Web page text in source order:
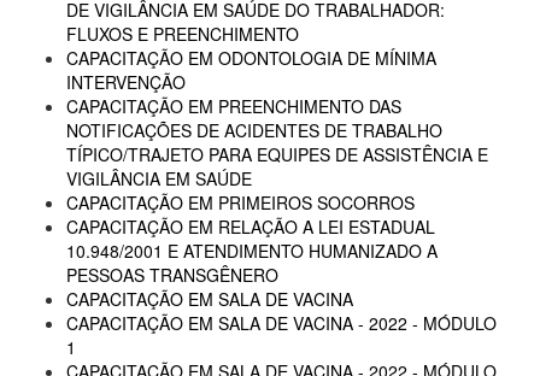
DE VIGILÂNCIA EM SAÚDE DO TRABALHADOR:
FLUXOS E PREENCHIMENTO
CAPACITAÇÃO EM ODONTOLOGIA DE MÍNIMA
INTERVENÇÃO
CAPACITAÇÃO EM PREENCHIMENTO DAS
NOTIFICAÇÕES DE ACIDENTES DE TRABALHO
TÍPICO/TRAJETO PARA EQUIPES DE ASSISTÊNCIA E
VIGILÂNCIA EM SAÚDE
CAPACITAÇÃO EM PRIMEIROS SOCORROS
CAPACITAÇÃO EM RELAÇÃO A LEI ESTADUAL
10.948/2001 E ATENDIMENTO HUMANIZADO A
PESSOAS TRANSGÊNERO
CAPACITAÇÃO EM SALA DE VACINA
CAPACITAÇÃO EM SALA DE VACINA - 2022 - MÓDULO
1
CAPACITAÇÃO EM SALA DE VACINA - 2022 - MÓDULO